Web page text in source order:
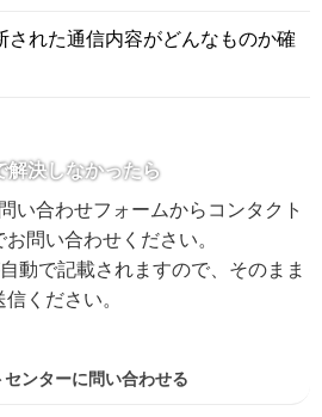
された通信内容がどんなものか確
解決しなかったら
い合わせフォームからコンタクト
問い合わせください。
動で記載されますので、そのまま
信ください。
センターに問い合わせる